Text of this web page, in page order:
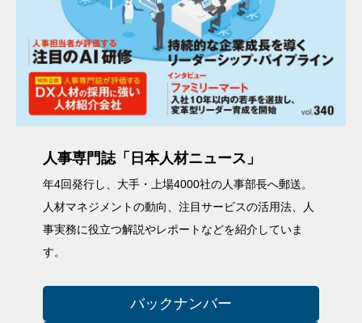
人事専門誌「日本人材ニュース」
年4回発行し、大手・上場4000社の人事部長へ郵送。
人材マネジメントの動向、注目サービスの活用法、人
事実務に役立つ解説やレポートなどを紹介していま
す。
バックナンバー